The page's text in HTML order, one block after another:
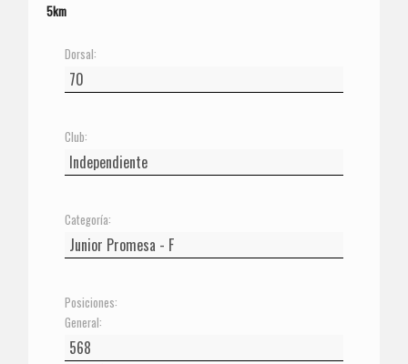
5km
Dorsal:
Club:
Categoría:
Posiciones:
General: